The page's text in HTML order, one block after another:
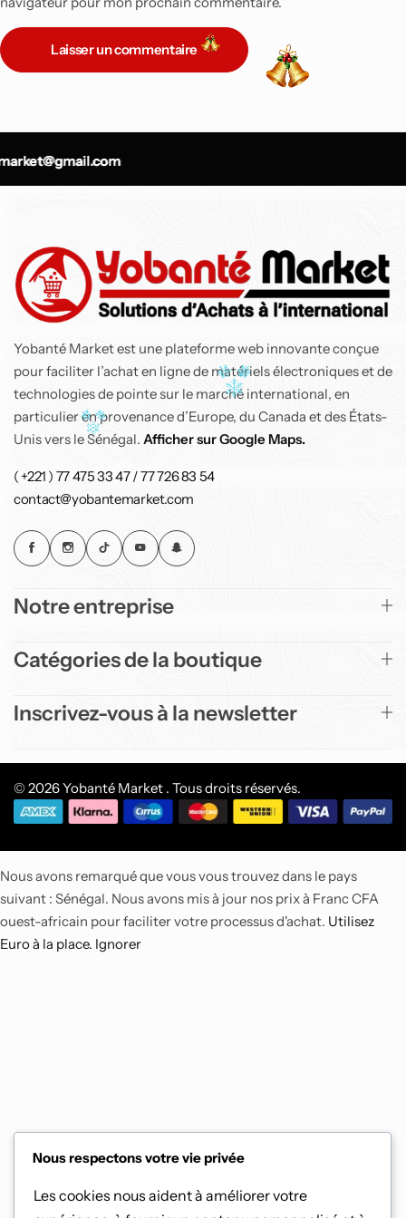
Laisser un commentaire
Yobanté Market est une plateforme web innovante conçue
pour faciliter l’achat en ligne de matériels électroniques et de
technologies de pointe sur le marché international, en
particulier en provenance d’Europe, du Canada et des États-
Unis vers le Sénégal. Afficher sur Google Maps.
( +221 ) 77 475 33 47 / 77 726 83 54
contact@yobantemarket.com
Notre entreprise
Catégories de la boutique
Inscrivez-vous à la newsletter
© 2026 Yobanté Market . Tous droits réservés.
Nous respectons votre vie privée
Les cookies nous aident à améliorer votre
Nous avons remarqué que vous vous trouvez dans le pays
suivant : Sénégal. Nous avons mis à jour nos prix à Franc CFA
ouest-africain pour faciliter votre processus d'achat. Utilisez
Euro à la place. Ignorer
-9%
Top
compartiment 6-en-1,
9,5L
150 900CFA
137 800 CFA